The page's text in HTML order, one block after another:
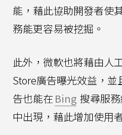
能，藉此協助開發者使
務能更容易被挖掘。
此外，微軟也將藉由人
Store廣告曝光效益，並
告也能在 Bing 搜尋服
中出現，藉此增加使用